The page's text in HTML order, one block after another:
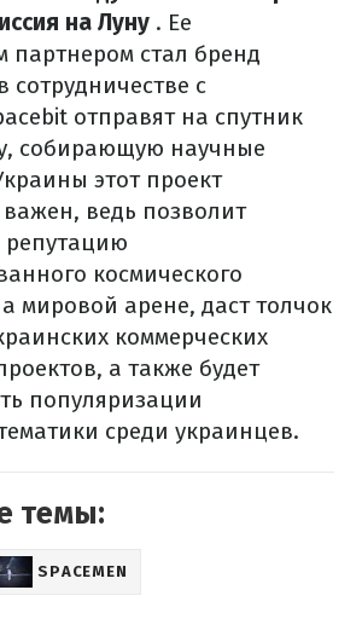
на Луну . Ее
стал бренд
сотрудничестве с
отправят на спутник
собирающую научные
этот проект
ведь позволит
репутацию
космического
мировой арене, даст толчок
коммерческих
а также будет
популяризации
среди украинцев.
темы:
SPACEMEN